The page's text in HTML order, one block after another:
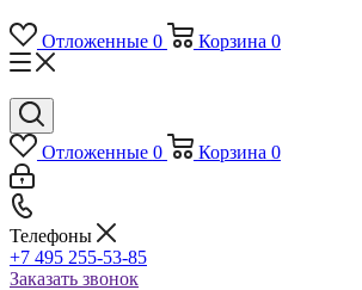
Отложенные 0 Корзина 0
Отложенные 0 Корзина 0
Телефоны
+7 495 255-53-85
Заказать звонок